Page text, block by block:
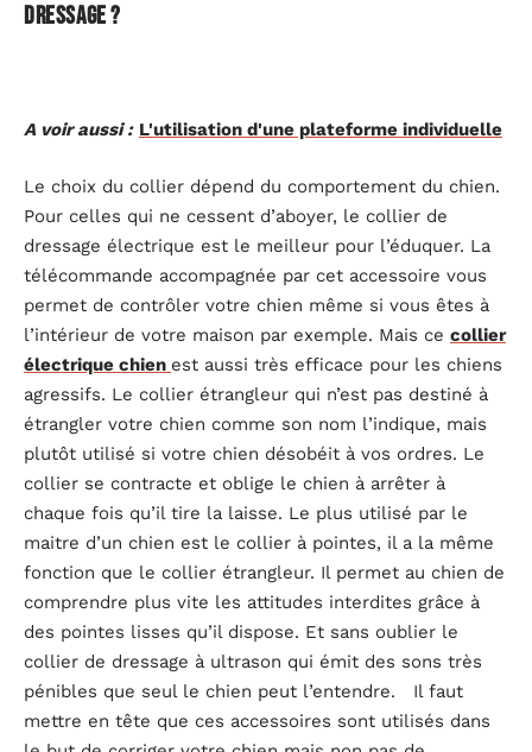
dressage ?
A voir aussi : L'utilisation d'une plateforme individuelle
Le choix du collier dépend du comportement du chien.
Pour celles qui ne cessent d’aboyer, le collier de
dressage électrique est le meilleur pour l’éduquer. La
télécommande accompagnée par cet accessoire vous
permet de contrôler votre chien même si vous êtes à
l’intérieur de votre maison par exemple. Mais ce collier
électrique chien est aussi très efficace pour les chiens
agressifs. Le collier étrangleur qui n’est pas destiné à
étrangler votre chien comme son nom l’indique, mais
plutôt utilisé si votre chien désobéit à vos ordres. Le
collier se contracte et oblige le chien à arrêter à
chaque fois qu’il tire la laisse. Le plus utilisé par le
maitre d’un chien est le collier à pointes, il a la même
fonction que le collier étrangleur. Il permet au chien de
comprendre plus vite les attitudes interdites grâce à
des pointes lisses qu’il dispose. Et sans oublier le
collier de dressage à ultrason qui émit des sons très
pénibles que seul le chien peut l’entendre. Il faut
mettre en tête que ces accessoires sont utilisés dans